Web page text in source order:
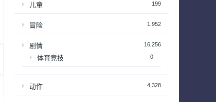
儿童 199
冒险 1,952
剧情 16,256
体育竞技 0
动作 4,328